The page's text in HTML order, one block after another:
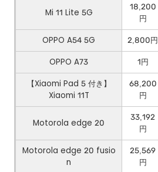
Mi 11 Lite 5G
18,200
円
OPPO A54 5G 2,800円
OPPO A73
1円
【Xiaomi Pad 5 付き】
Xiaomi 11T
68,200
円
Motorola edge 20
33,192
円
Motorola edge 20 fusio
n
25,569
円